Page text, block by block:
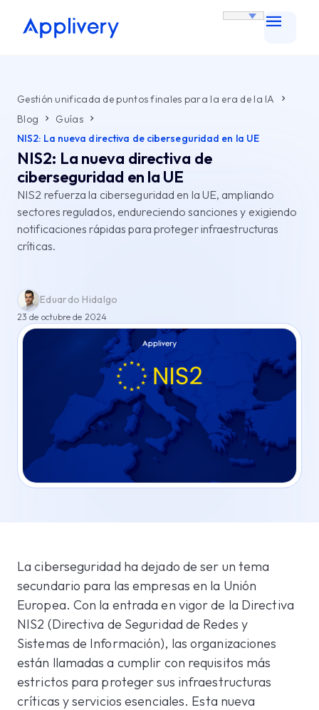
Gestión unificada de puntos finales para la era de la IA
Blog
Guías
NIS2: La nueva directiva de ciberseguridad en la UE
NIS2: La nueva directiva de
ciberseguridad en la UE
NIS2 refuerza la ciberseguridad en la UE, ampliando
sectores regulados, endureciendo sanciones y exigiendo
notificaciones rápidas para proteger infraestructuras
críticas.
Eduardo Hidalgo
23 de octubre de 2024
La ciberseguridad ha dejado de ser un tema
secundario para las empresas en la Unión
Europea. Con la entrada en vigor de la Directiva
NIS2 (Directiva de Seguridad de Redes y
Sistemas de Información), las organizaciones
están llamadas a cumplir con requisitos más
estrictos para proteger sus infraestructuras
críticas y servicios esenciales. Esta nueva